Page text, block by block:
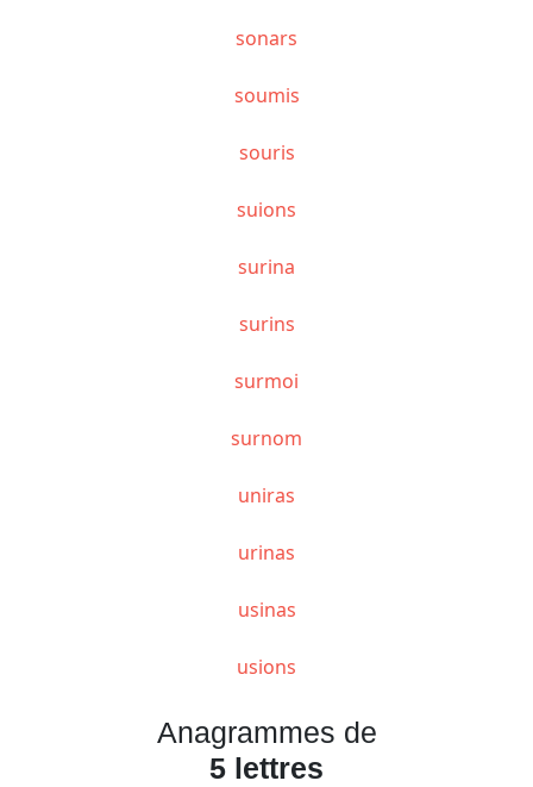
sonars
soumis
souris
suions
surina
surins
surmoi
surnom
uniras
urinas
usinas
usions
Anagrammes de
5 lettres